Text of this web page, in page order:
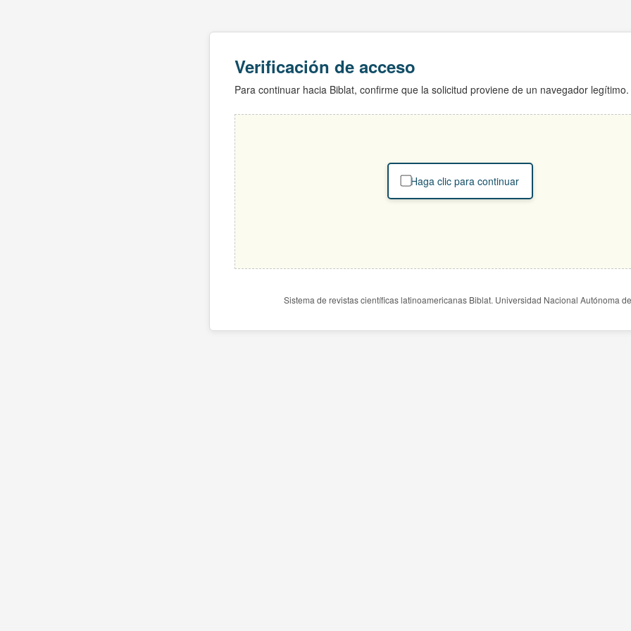
Verificación de acceso
Para continuar hacia Biblat, confirme que la solicitud proviene de un navegador legítimo.
Haga clic para continuar
Sistema de revistas científicas latinoamericanas Biblat. Universidad Nacional Autónoma